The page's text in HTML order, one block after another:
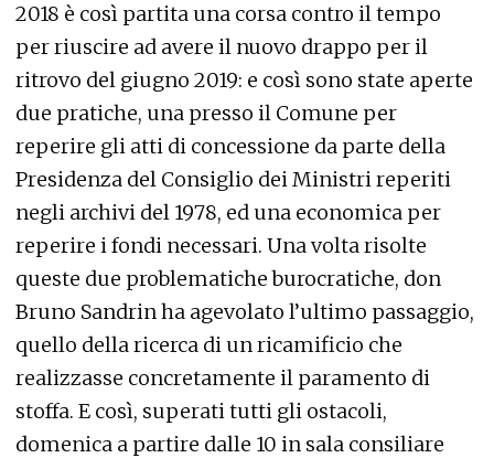
2018 è così partita una corsa contro il tempo
per riuscire ad avere il nuovo drappo per il
ritrovo del giugno 2019: e così sono state aperte
due pratiche, una presso il Comune per
reperire gli atti di concessione da parte della
Presidenza del Consiglio dei Ministri reperiti
negli archivi del 1978, ed una economica per
reperire i fondi necessari. Una volta risolte
queste due problematiche burocratiche, don
Bruno Sandrin ha agevolato l’ultimo passaggio,
quello della ricerca di un ricamificio che
realizzasse concretamente il paramento di
stoffa. E così, superati tutti gli ostacoli,
domenica a partire dalle 10 in sala consiliare